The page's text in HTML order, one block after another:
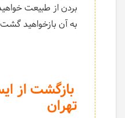
بردن از طبیعت
به آن بازخواهید
بازگشت از
تهران